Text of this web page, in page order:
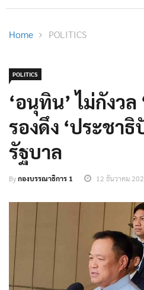
Home POLITICS
POLITICS
‘อนุทิน’ ไม่กังวล
รองดึง ‘ประชาธิ
รัฐบาล
Byกองบรรณาธิการ 1 12 ธันวาคม